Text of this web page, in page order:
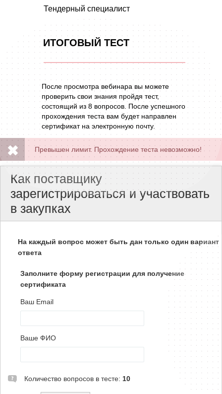
Тендерный специалист
ИТОГОВЫЙ ТЕСТ
После просмотра вебинара вы можете
проверить свои знания пройдя тест,
состоящий из 8 вопросов. После успешного
прохождения теста вам будет направлен
сертификат на электронную почту.